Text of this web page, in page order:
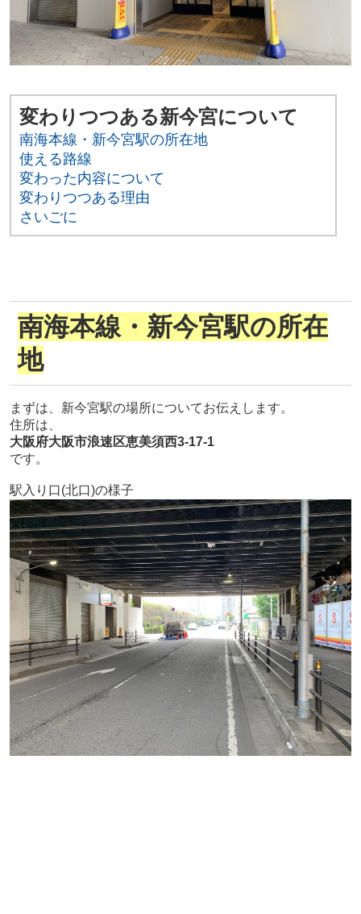
変わりつつある新今宮について
南海本線・新今宮駅の所在地
使える路線
変わった内容について
変わりつつある理由
さいごに
南海本線・新今宮駅の所在
地
まずは、新今宮駅の場所についてお伝えします。
住所は、
大阪府大阪市浪速区恵美須西3-17-1
です。
駅入り口(北口)の様子